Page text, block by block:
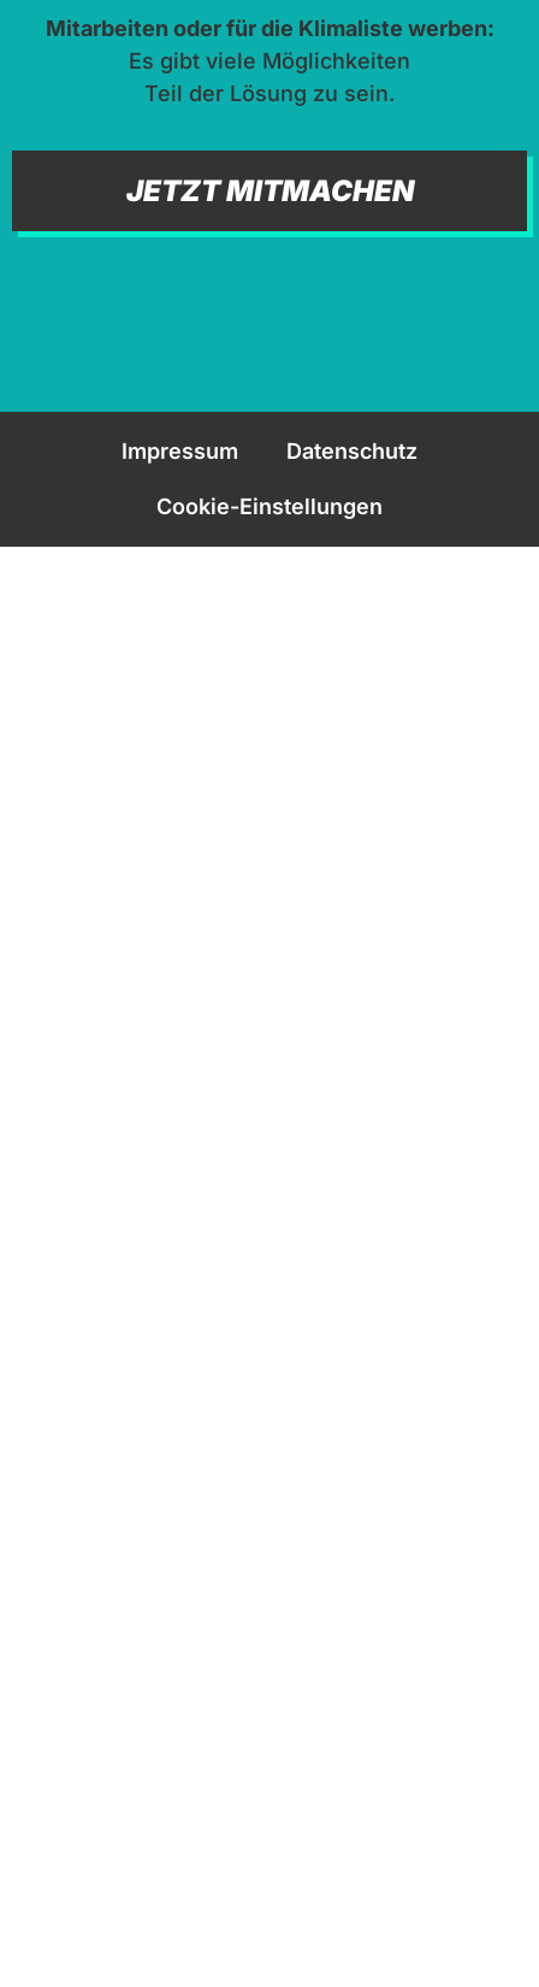
Mitarbeiten oder für die Klimaliste werben:
Es gibt viele Möglichkeiten
Teil der Lösung zu sein.
JETZT MITMACHEN
Impressum Datenschutz
Cookie-Einstellungen